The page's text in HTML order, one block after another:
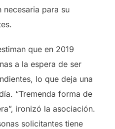
para su
que en 2019
a la espera de ser
lo que deja una
“Tremenda forma de
ironizó la asociación.
solicitantes tiene